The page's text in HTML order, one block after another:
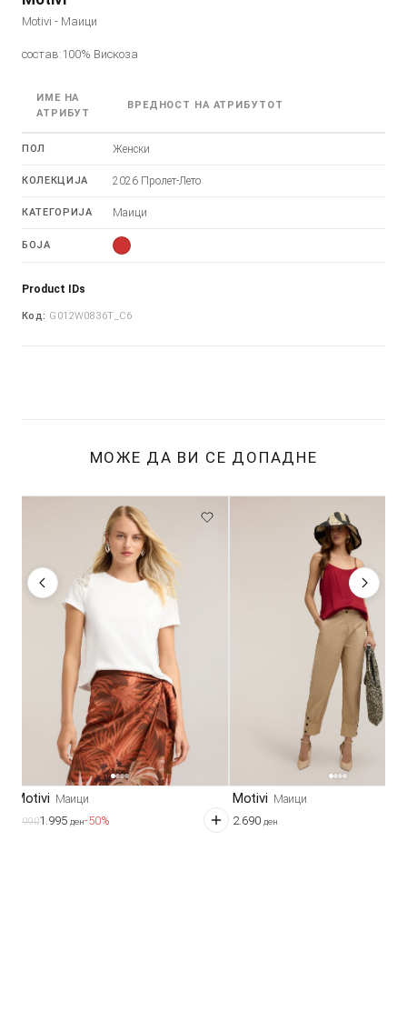
Motivi - Маици
состав:100% Вискоза
ИМЕ НА
АТРИБУТ
ВРЕДНОСТ НА АТРИБУТОТ
ПОЛ Женски
КОЛЕКЦИЈА 2026 Пролет-Лето
КАТЕГОРИЈА Маици
БОЈА
Product IDs
Код: G012W0836T_C6
МОЖЕ ДА ВИ СЕ ДОПАДНЕ
Motivi Маици
3.9901.995 ден-50%
Motivi Маици
2.690 ден